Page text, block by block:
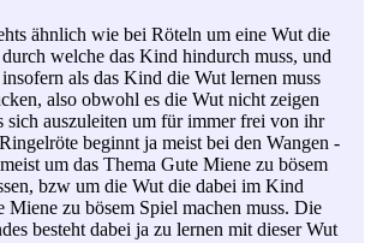
ähnlich wie bei Röteln um eine Wut die
welche das Kind hindurch muss, und
als das Kind die Wut lernen muss
also obwohl es die Wut nicht zeigen
sich auszuleiten um für immer frei von ihr
beginnt ja meist bei den Wangen -
um das Thema Gute Miene zu bösem
bzw um die Wut die dabei im Kind
Miene zu bösem Spiel machen muss. Die
besteht dabei ja zu lernen mit dieser Wut